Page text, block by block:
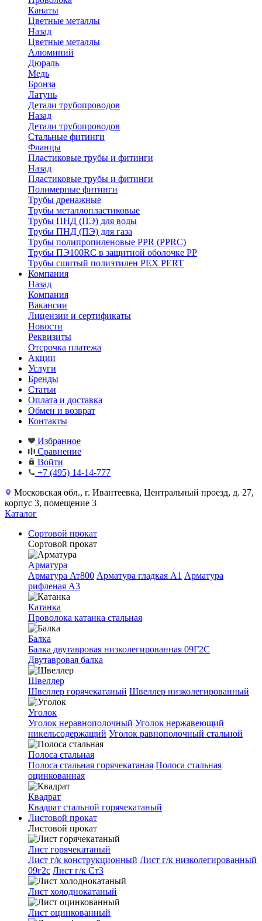
Канаты
Цветные металлы
Назад
Цветные металлы
Алюминий
Дюраль
Медь
Бронза
Латунь
Детали трубопроводов
Назад
Детали трубопроводов
Стальные фитинги
Фланцы
Пластиковые трубы и фитинги
Назад
Пластиковые трубы и фитинги
Полимерные фитинги
Трубы дренажные
Трубы металлопластиковые
Трубы ПНД (ПЭ) для воды
Трубы ПНД (ПЭ) для газа
Трубы полипропиленовые PPR (PPRC)
Трубы ПЭ100RC в защитной оболочке PP
Трубы сшитый полиэтилен PEX PERT
Компания
Назад
Компания
Вакансии
Лицензии и сертификаты
Новости
Реквизиты
Отсрочка платежа
Акции
Услуги
Бренды
Статьи
Оплата и доставка
Обмен и возврат
Контакты
Избранное
Сравнение
Войти
+7 (495) 14-14-777
Московская обл., г. Ивантеевка, Центральный проезд, д. 27,
корпус 3, помещение 3
Каталог
Сортовой прокат
Сортовой прокат
Арматура
Арматура Ат800 Арматура гладкая A1 Арматура
рифленая A3
Катанка
Проволока катанка стальная
Балка
Балка двутавровая низколегированная 09Г2С
Двутавровая балка
Швеллер
Швеллер горячекатаный Швеллер низколегированный
Уголок
Уголок неравнополочный Уголок нержавеющий
никельсодержащий Уголок равнополочный стальной
Полоса стальная
Полоса стальная горячекатаная Полоса стальная
оцинкованная
Квадрат
Квадрат стальной горячекатаный
Листовой прокат
Листовой прокат
Лист горячекатаный
Лист г/к конструкционный Лист г/к низколегированный
09г2с Лист г/к Ст3
Лист холоднокатаный
Лист оцинкованный